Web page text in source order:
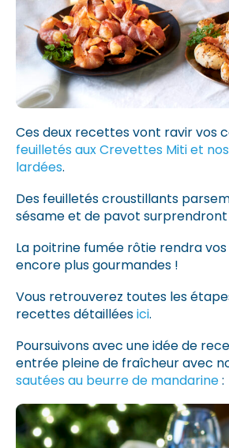
Ces deux recettes vont ravir vos
feuilletés aux Crevettes Miti et
lardées.
Des feuilletés croustillants
sésame et de pavot surprendront
La poitrine fumée rôtie rendra
encore plus gourmandes !
Vous retrouverez toutes les
recettes détailléesici.
Poursuivons avec une idée de
entrée pleine de fraîcheur avec
sautées au beurre de mandarine: